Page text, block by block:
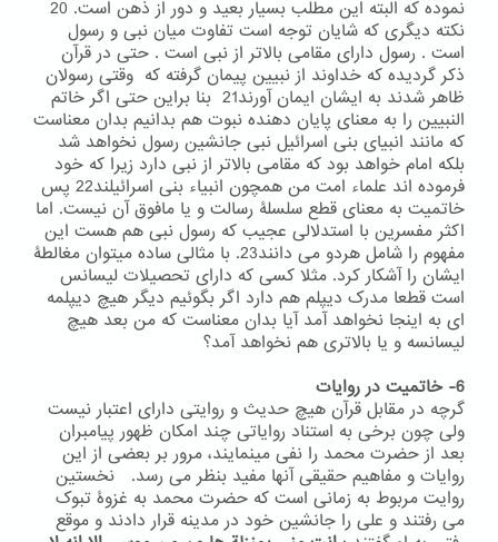
نموده که البته این مطلب بسیار بعید و دور از ذهن است. 20
نکته دیگری که شایان توجه است تفاوت میان نبی و رسول
است . رسول دارای مقامی بالاتر از نبی است . حتی در قرآن
ذکر گردیده که خداوند از نبیین پیمان گرفته که وقتی رسولان
ظاهر شدند به ایشان ایمان آورند21 بنا براین حتی اگر خاتم
النبیین را به معنای پایان دهنده نبوت هم بدانیم بدان معناست
که مانند انبیای بنی اسرائیل نبی جانشین رسول نخواهد شد
بلکه امام خواهد بود که مقامی بالاتر از نبی دارد زیرا که خود
فرموده اند علماء امت من همچون انبیاء بنی اسرائیلند22 پس
خاتمیت به معنای قطع سلسلۀ رسالت و یا مافوق آن نیست. اما
اکثر مفسرین با استدلالی عجیب که رسول نبی هم هست این
مفهوم را شامل هردو می دانند23. با مثالی ساده میتوان مغالطۀ
ایشان را آشکار کرد. مثلا کسی که دارای تحصیلات لیسانس
است قطعا مدرک دیپلم هم دارد اگر بگوئیم دیگر هیچ دیپلمه
ای به اینجا نخواهد آمد آیا بدان معناست که من بعد هیچ
لیسانسه و یا بالاتری هم نخواهد آمد؟
6- خاتمیت در روایات
گرچه در مقابل قرآن هیچ حدیث و روایتی دارای اعتبار نیست
ولی چون برخی به استناد روایاتی چند امکان ظهور پیامبران
بعد از حضرت محمد را نفی مینمایند، مرور بر بعضی از این
روایات و مفاهیم حقیقی آنها مفید بنظر می رسد. نخستین
روایت مربوط به زمانی است که حضرت محمد به غزوۀ تبوک
می رفتند و علی را جانشین خود در مدینه قرار دادند و موقع